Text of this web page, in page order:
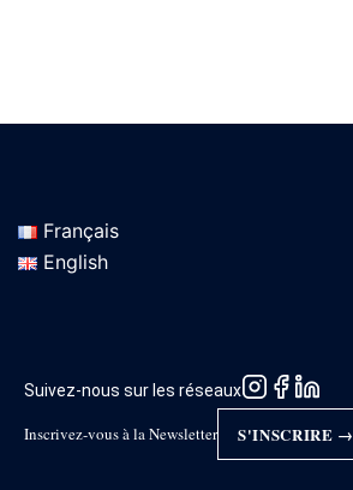
Français
English
Suivez-nous sur les réseaux
Inscrivez-vous à la Newsletter S'INSCRIRE →